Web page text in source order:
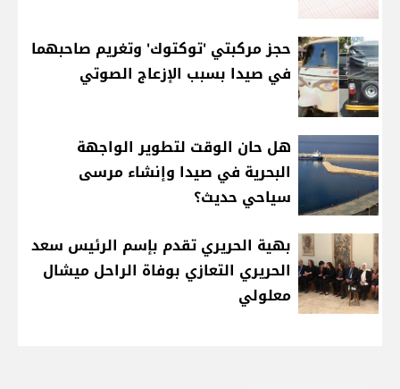
حجز مركبتي 'توكتوك' وتغريم صاحبهما
في صيدا بسبب الإزعاج الصوتي
هل حان الوقت لتطوير الواجهة
البحرية في صيدا وإنشاء مرسى
سياحي حديث؟
بهية الحريري تقدم بإسم الرئيس سعد
الحريري التعازي بوفاة الراحل ميشال
معلولي